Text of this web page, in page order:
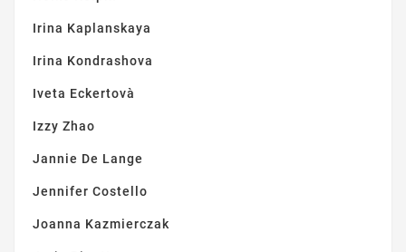
Irina Kaplanskaya
Irina Kondrashova
Iveta Eckertovà
Izzy Zhao
Jannie De Lange
Jennifer Costello
Joanna Kazmierczak